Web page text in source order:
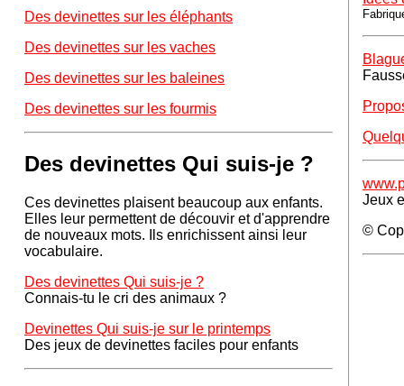
Des devinettes sur les éléphants
Des devinettes sur les vaches
Des devinettes sur les baleines
Des devinettes sur les fourmis
Des devinettes Qui suis-je ?
Ces devinettes plaisent beaucoup aux enfants.
Elles leur permettent de découvir et d'apprendre
de nouveaux mots. Ils enrichissent ainsi leur
vocabulaire.
Des devinettes Qui suis-je ?
Connais-tu le cri des animaux ?
Devinettes Qui suis-je sur le printemps
Des jeux de devinettes faciles pour enfants
Jeux
©